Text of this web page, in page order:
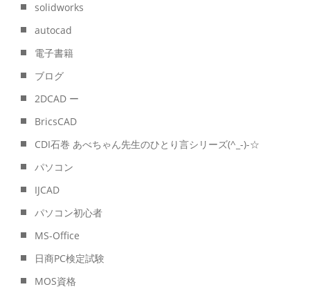
solidworks
autocad
電子書籍
ブログ
2DCAD ー
BricsCAD
CDI石巻 あべちゃん先生のひとり言シリーズ(^_-)-☆
パソコン
IJCAD
パソコン初心者
MS-Office
日商PC検定試験
MOS資格